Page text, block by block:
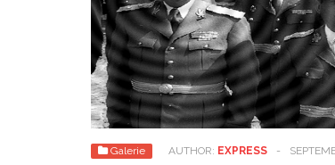
Galerie AUTHOR: EXPRESS -